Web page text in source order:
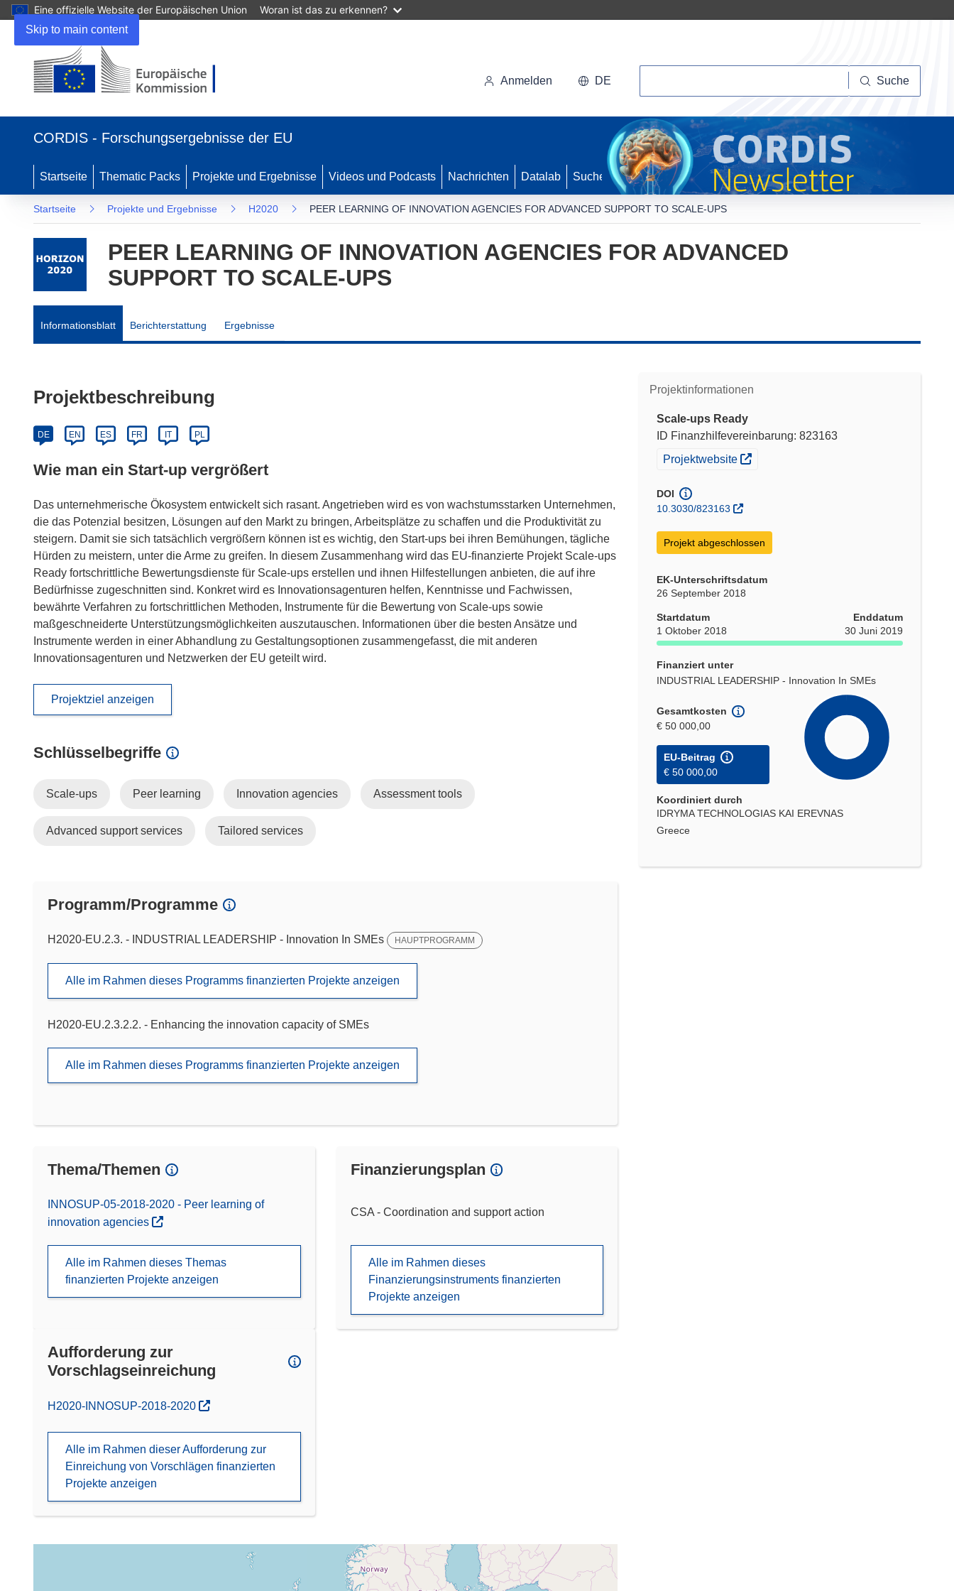
Skip to main content
Eine offizielle Website der Europäischen Union Woran ist das zu erkennen?
Anmelden DE Suche
CORDIS - Forschungsergebnisse der EU
Startseite Thematic Packs Projekte und Ergebnisse Videos und Podcasts Nachrichten Datalab Suche
Startseite Projekte und Ergebnisse H2020 PEER LEARNING OF INNOVATION AGENCIES FOR ADVANCED SUPPORT TO SCALE-UPS
PEER LEARNING OF INNOVATION AGENCIES FOR ADVANCED
SUPPORT TO SCALE-UPS
Informationsblatt Berichterstattung Ergebnisse
Projektinformationen
Scale-ups Ready
ID Finanzhilfevereinbarung: 823163
(öffnet in neuem Fenster)
Projektwebsite
DOI
10.3030/823163
Projekt abgeschlossen
EK-Unterschriftsdatum
26 September 2018
Startdatum
1 Oktober 2018
Enddatum
30 Juni 2019
Finanziert unter
INDUSTRIAL LEADERSHIP - Innovation In SMEs
Gesamtkosten
€ 50 000,00
EU-Beitrag
€ 50 000,00
Koordiniert durch
IDRYMA TECHNOLOGIAS KAI EREVNAS
Greece
Projektbeschreibung
DE EN ES FR IT PL
Wie man ein Start-up vergrößert
Das unternehmerische Ökosystem entwickelt sich rasant. Angetrieben wird es von wachstumsstarken Unternehmen,
die das Potenzial besitzen, Lösungen auf den Markt zu bringen, Arbeitsplätze zu schaffen und die Produktivität zu
steigern. Damit sie sich tatsächlich vergrößern können ist es wichtig, den Start-ups bei ihren Bemühungen, tägliche
Hürden zu meistern, unter die Arme zu greifen. In diesem Zusammenhang wird das EU-finanzierte Projekt Scale-ups
Ready fortschrittliche Bewertungsdienste für Scale-ups erstellen und ihnen Hilfestellungen anbieten, die auf ihre
Bedürfnisse zugeschnitten sind. Konkret wird es Innovationsagenturen helfen, Kenntnisse und Fachwissen,
bewährte Verfahren zu fortschrittlichen Methoden, Instrumente für die Bewertung von Scale-ups sowie
maßgeschneiderte Unterstützungsmöglichkeiten auszutauschen. Informationen über die besten Ansätze und
Instrumente werden in einer Abhandlung zu Gestaltungsoptionen zusammengefasst, die mit anderen
Innovationsagenturen und Netzwerken der EU geteilt wird.
Projektziel anzeigen
Schlüsselbegriffe
Scale-ups Peer learning Innovation agencies Assessment tools
Advanced support services Tailored services
Programm/Programme
H2020-EU.2.3. - INDUSTRIAL LEADERSHIP - Innovation In SMEs HAUPTPROGRAMM
Alle im Rahmen dieses Programms finanzierten Projekte anzeigen
H2020-EU.2.3.2.2. - Enhancing the innovation capacity of SMEs
Alle im Rahmen dieses Programms finanzierten Projekte anzeigen
Thema/Themen
INNOSUP-05-2018-2020 - Peer learning of
innovation agencies
Alle im Rahmen dieses Themas
finanzierten Projekte anzeigen
Finanzierungsplan
CSA - Coordination and support action
Alle im Rahmen dieses
Finanzierungsinstruments finanzierten
Projekte anzeigen
Aufforderung zur
Vorschlagseinreichung
(öffnet in neuem Fenster)
H2020-INNOSUP-2018-2020
Alle im Rahmen dieser Aufforderung zur
Einreichung von Vorschlägen finanzierten
Projekte anzeigen